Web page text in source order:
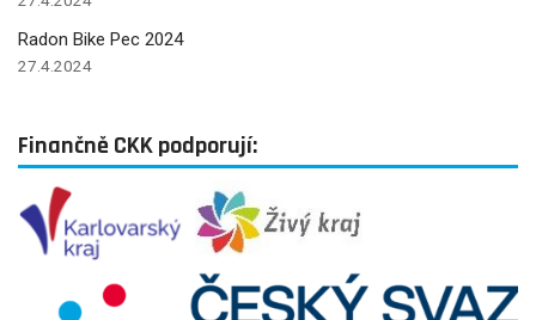
Radon Bike Pec 2024
27.4.2024
Finančně CKK podporují: